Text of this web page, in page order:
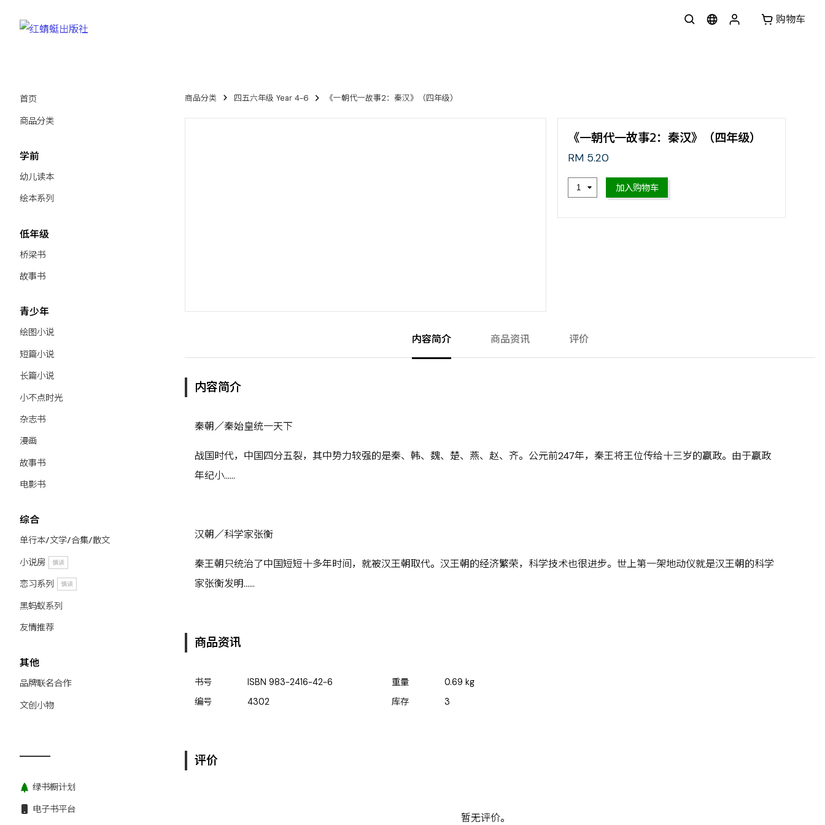
购物车
首页
商品分类
学前
幼儿读本
绘本系列
低年级
桥梁书
故事书
青少年
绘图小说
短篇小说
长篇小说
小不点时光
杂志书
漫画
故事书
电影书
综合
单行本/文学/合集/散文
小说房
慎读
恋习系列 慎读
黑蚂蚁系列
友情推荐
其他
品牌联名合作
文创小物
绿书橱计划
电子书平台
商品分类 四五六年级 Year 4-6 《一朝代一故事2：秦汉》（四年级）
《一朝代一故事2：秦汉》（四年级）
RM 5.20
加入购物车
内容简介 商品资讯 评价
内容简介
秦朝／秦始皇统一天下
战国时代，中国四分五裂，其中势力较强的是秦、韩、魏、楚、燕、赵、齐。公元前247年，秦王将王位传给十三岁的嬴政。由于嬴政
年纪小……
汉朝／科学家张衡
秦王朝只统治了中国短短十多年时间，就被汉王朝取代。汉王朝的经济繁荣，科学技术也很进步。世上第一架地动仪就是汉王朝的科学
家张衡发明……
商品资讯
书号 ISBN983-2416-42-6
编号
4302
重量 0.69 kg
库存
3
评价
暂无评价。